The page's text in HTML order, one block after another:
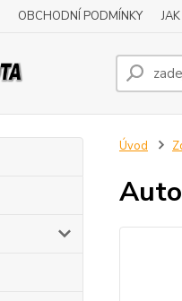
OBCHODNÍ PODMÍNKY
Úvod